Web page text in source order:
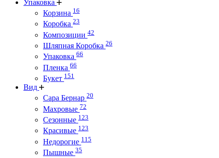
Упаковка
Корзина 16
Коробка 23
Композиции 42
Шляпная Коробка 26
Упаковка 66
Пленка 66
Букет 151
Вид
Сара Бернар 20
Махровые 72
Сезонные 123
Красивые 123
Недорогие 115
Пышные 35